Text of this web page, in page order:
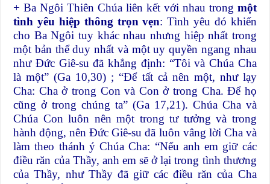
+ Ba Ngôi Thiên Chúa liên kết với nhau trong một
tình yêu hiệp thông trọn vẹn: Tình yêu đó khiến
cho Ba Ngôi tuy khác nhau nhưng hiệp nhất trong
một bản thể duy nhất và một uy quyền ngang nhau
như Đức Giê-su đã khẳng định: “Tôi và Chúa Cha
là một” (Ga 10,30) ; “Để tất cả nên một, như lạy
Cha: Cha ở trong Con và Con ở trong Cha. Để họ
cũng ở trong chúng ta” (Ga 17,21). Chúa Cha và
Chúa Con luôn nên một trong tư tưởng và trong
hành động, nên Đức Giê-su đã luôn vâng lời Cha và
làm theo thánh ý Chúa Cha: “Nếu anh em giữ các
điều răn của Thầy, anh em sẽ ở lại trong tình thương
của Thầy, như Thầy đã giữ các điều răn của Cha